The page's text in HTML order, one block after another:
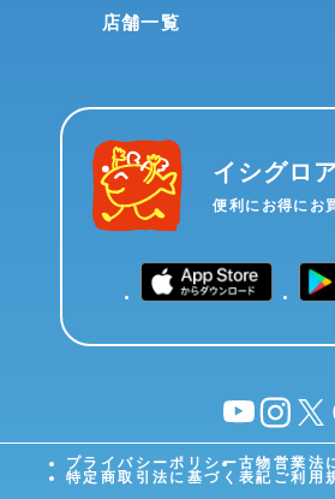
店舗一覧
イシグロ
便利にお得にお
YouTubeinstagram
X
プライバシーポリシー古物営業法
特定商取引法に基づく表記 ご利用